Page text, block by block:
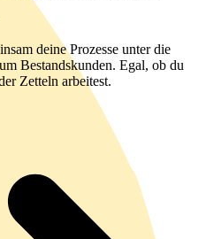
deine Prozesse unter die
Bestandskunden. Egal, ob du
Zetteln arbeitest.